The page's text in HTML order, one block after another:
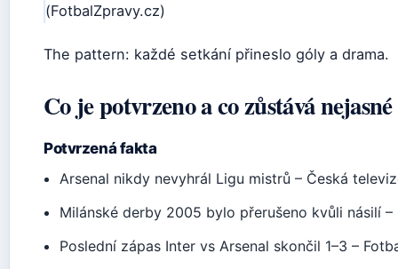
(FotbalZpravy.cz)
The pattern: každé setkání přineslo góly a drama.
Co je potvrzeno a co zůstává nejasné
Potvrzená fakta
Arsenal nikdy nevyhrál Ligu mistrů – Česká
Milánské derby 2005 bylo přerušeno kvůli násilí
Poslední zápas Inter vs Arsenal skončil 1–3 –